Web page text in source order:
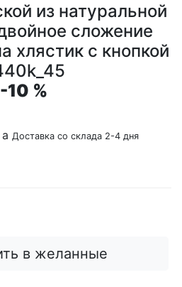
из натуральной
сложение
хлястик с кнопкой
-10 %
a Доставка со склада 2-4 дня
в желанные